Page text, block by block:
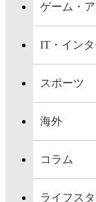
ゲーム・
IT・インタ
スポーツ
海外
コラム
ライフス